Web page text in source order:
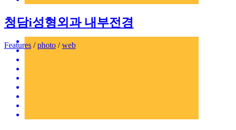
청담i성형외과 내부전경
Features /photo /web